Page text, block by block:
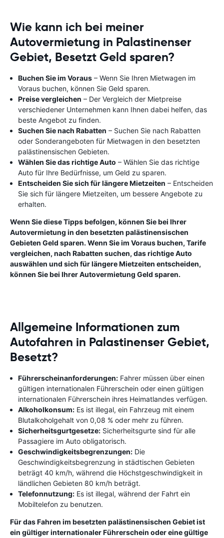
Wie kann ich bei meiner
Autovermietung in Palastinenser
Gebiet, Besetzt Geld sparen?
Buchen Sie im Voraus – Wenn Sie Ihren Mietwagen im
Voraus buchen, können Sie Geld sparen.
Preise vergleichen – Der Vergleich der Mietpreise
verschiedener Unternehmen kann Ihnen dabei helfen, das
beste Angebot zu finden.
Suchen Sie nach Rabatten – Suchen Sie nach Rabatten
oder Sonderangeboten für Mietwagen in den besetzten
palästinensischen Gebieten.
Wählen Sie das richtige Auto – Wählen Sie das richtige
Auto für Ihre Bedürfnisse, um Geld zu sparen.
Entscheiden Sie sich für längere Mietzeiten – Entscheiden
Sie sich für längere Mietzeiten, um bessere Angebote zu
erhalten.
Wenn Sie diese Tipps befolgen, können Sie bei Ihrer
Autovermietung in den besetzten palästinensischen
Gebieten Geld sparen. Wenn Sie im Voraus buchen, Tarife
vergleichen, nach Rabatten suchen, das richtige Auto
auswählen und sich für längere Mietzeiten entscheiden,
können Sie bei Ihrer Autovermietung Geld sparen.
Allgemeine Informationen zum
Autofahren in Palastinenser Gebiet,
Besetzt?
Führerscheinanforderungen: Fahrer müssen über einen
gültigen internationalen Führerschein oder einen gültigen
internationalen Führerschein ihres Heimatlandes verfügen.
Alkoholkonsum: Es ist illegal, ein Fahrzeug mit einem
Blutalkoholgehalt von 0,08 % oder mehr zu führen.
Sicherheitsgurtgesetze: Sicherheitsgurte sind für alle
Passagiere im Auto obligatorisch.
Geschwindigkeitsbegrenzungen: Die
Geschwindigkeitsbegrenzung in städtischen Gebieten
beträgt 40 km/h, während die Höchstgeschwindigkeit in
ländlichen Gebieten 80 km/h beträgt.
Telefonnutzung: Es ist illegal, während der Fahrt ein
Mobiltelefon zu benutzen.
Für das Fahren im besetzten palästinensischen Gebiet ist
ein gültiger internationaler Führerschein oder eine gültige